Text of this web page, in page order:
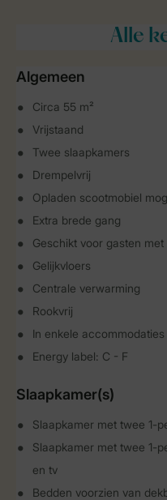
Alle
Algemeen
Circa 55 m²
Vrijstaand
Twee slaapkamers
Drempelvrij
Opladen scootmobiel
Extra brede gang
Geschikt voor gasten
Gelijkvloers
Centrale verwarming
Rookvrij
In enkele
Energy label: C - F
Slaapkamer(s)
Slaapkamer met twee 1-
Slaapkamer met twee 1-
en tv
Bedden voorzien van